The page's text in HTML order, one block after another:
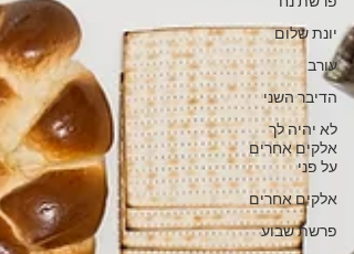
יונת שלום
עורב
הדיבר השני
לא יהיה לך
אלקים אחרים
על פני
אלקים אחרים
פרשת שבוע